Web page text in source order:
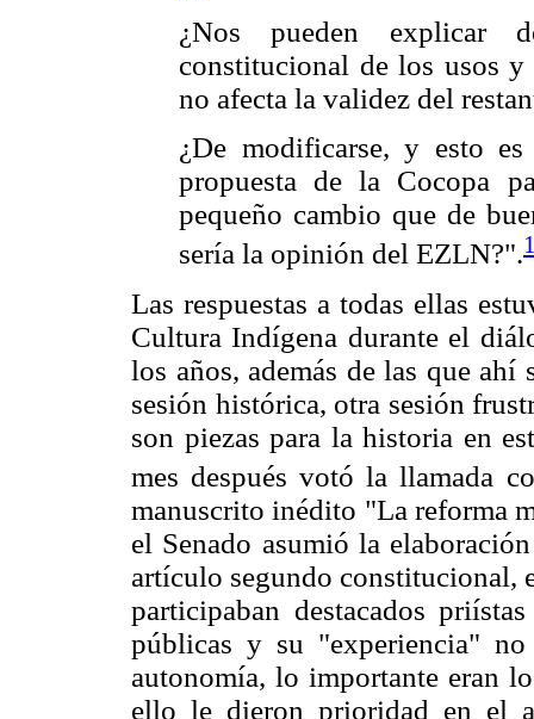
¿Nos pueden explicar
constitucional de los usos
no afecta la validez del
¿De modificarse, y esto
propuesta de la Cocopa
pequeño cambio que de
sería la opinión del EZLN?".
Las respuestas a todas ellas
Cultura Indígena durante el
los años, además de las que
sesión histórica, otra sesión
son piezas para la historia en
mes después votó la llamada
manuscrito inédito "La reforma
el Senado asumió la
artículo segundo constitucional,
participaban destacados
públicas y su "experiencia"
autonomía, lo importante eran
ello le dieron prioridad en el